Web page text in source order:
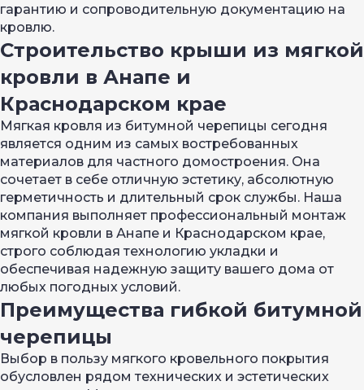
гарантию и сопроводительную документацию на
кровлю.
Строительство крыши из мягкой
кровли в Анапе и
Краснодарском крае
Мягкая кровля из битумной черепицы сегодня
является одним из самых востребованных
материалов для частного домостроения. Она
сочетает в себе отличную эстетику, абсолютную
герметичность и длительный срок службы. Наша
компания выполняет профессиональный монтаж
мягкой кровли в Анапе и Краснодарском крае,
строго соблюдая технологию укладки и
обеспечивая надежную защиту вашего дома от
любых погодных условий.
Преимущества гибкой битумной
черепицы
Выбор в пользу мягкого кровельного покрытия
обусловлен рядом технических и эстетических